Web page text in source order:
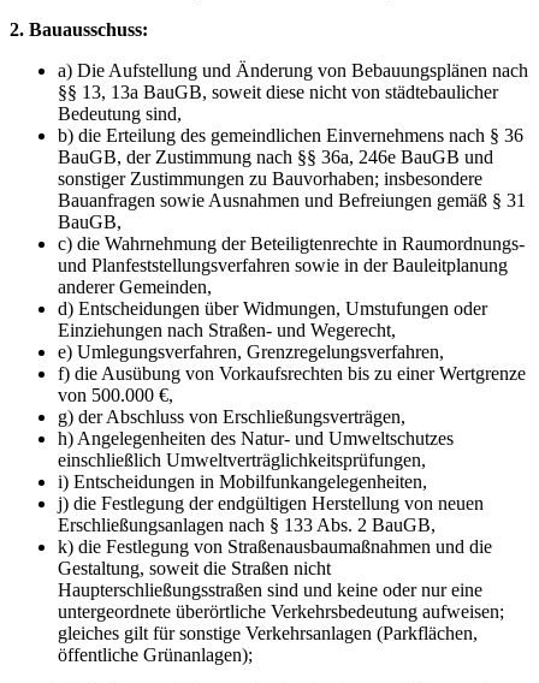
2. Bauausschuss:
a) Die Aufstellung und Änderung von Bebauungsplänen nach
§§ 13, 13a BauGB, soweit diese nicht von städtebaulicher
Bedeutung sind,
b) die Erteilung des gemeindlichen Einvernehmens nach § 36
BauGB, der Zustimmung nach §§ 36a, 246e BauGB und
sonstiger Zustimmungen zu Bauvorhaben; insbesondere
Bauanfragen sowie Ausnahmen und Befreiungen gemäß § 31
BauGB,
c) die Wahrnehmung der Beteiligtenrechte in Raumordnungs-
und Planfeststellungsverfahren sowie in der Bauleitplanung
anderer Gemeinden,
d) Entscheidungen über Widmungen, Umstufungen oder
Einziehungen nach Straßen- und Wegerecht,
e) Umlegungsverfahren, Grenzregelungsverfahren,
f) die Ausübung von Vorkaufsrechten bis zu einer Wertgrenze
von 500.000 €,
g) der Abschluss von Erschließungsverträgen,
h) Angelegenheiten des Natur- und Umweltschutzes
einschließlich Umweltverträglichkeitsprüfungen,
i) Entscheidungen in Mobilfunkangelegenheiten,
j) die Festlegung der endgültigen Herstellung von neuen
Erschließungsanlagen nach § 133 Abs. 2 BauGB,
k) die Festlegung von Straßenausbaumaßnahmen und die
Gestaltung, soweit die Straßen nicht
Haupterschließungsstraßen sind und keine oder nur eine
untergeordnete überörtliche Verkehrsbedeutung aufweisen;
gleiches gilt für sonstige Verkehrsanlagen (Parkflächen,
öffentliche Grünanlagen);